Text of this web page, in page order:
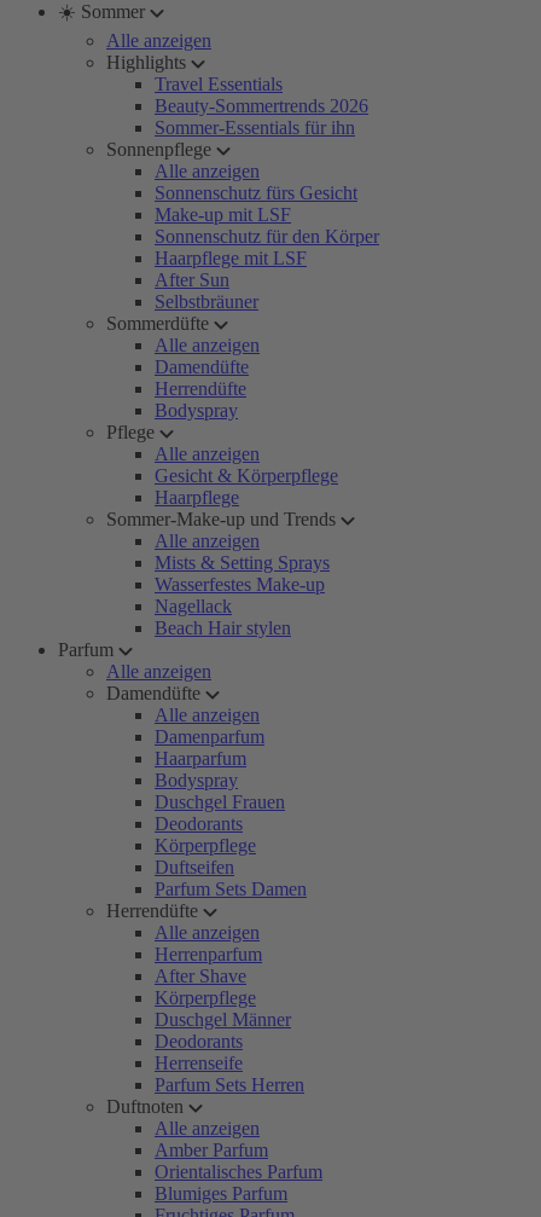
☀️ Sommer
Alle anzeigen
Highlights
Travel Essentials
Beauty-Sommertrends 2026
Sommer-Essentials für ihn
Sonnenpflege
Alle anzeigen
Sonnenschutz fürs Gesicht
Make-up mit LSF
Sonnenschutz für den Körper
Haarpflege mit LSF
After Sun
Selbstbräuner
Sommerdüfte
Alle anzeigen
Damendüfte
Herrendüfte
Bodyspray
Pflege
Alle anzeigen
Gesicht & Körperpflege
Haarpflege
Sommer-Make-up und Trends
Alle anzeigen
Mists & Setting Sprays
Wasserfestes Make-up
Nagellack
Beach Hair stylen
Parfum
Alle anzeigen
Damendüfte
Alle anzeigen
Damenparfum
Haarparfum
Bodyspray
Duschgel Frauen
Deodorants
Körperpflege
Duftseifen
Parfum Sets Damen
Herrendüfte
Alle anzeigen
Herrenparfum
After Shave
Körperpflege
Duschgel Männer
Deodorants
Herrenseife
Parfum Sets Herren
Duftnoten
Alle anzeigen
Amber Parfum
Orientalisches Parfum
Blumiges Parfum